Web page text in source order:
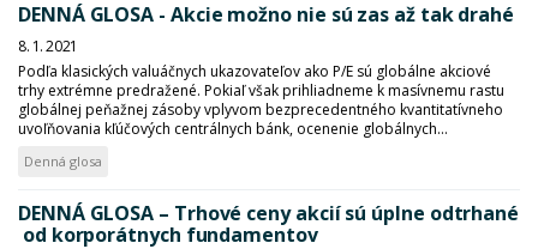
DENNÁ GLOSA - Akcie možno nie sú zas až tak drahé
8. 1. 2021
Podľa klasických valuáčnych ukazovateľov ako P/E sú globálne akciové
trhy extrémne predražené. Pokiaľ však prihliadneme k masívnemu rastu
globálnej peňažnej zásoby vplyvom bezprecedentného kvantitatívneho
uvoľňovania kľúčových centrálnych bánk, ocenenie globálnych...
Denná glosa
DENNÁ GLOSA – Trhové ceny akcií sú úplne odtrhané
od korporátnych fundamentov